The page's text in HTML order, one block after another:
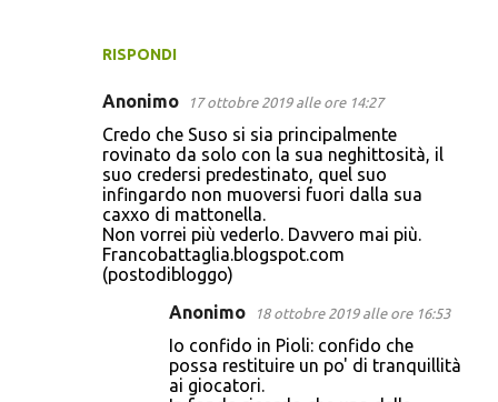
RISPONDI
Anonimo 17 ottobre 2019 alle ore 14:27
Credo che Suso si sia principalmente
rovinato da solo con la sua neghittosità, il
suo credersi predestinato, quel suo
infingardo non muoversi fuori dalla sua
caxxo di mattonella.
Non vorrei più vederlo. Davvero mai più.
Francobattaglia.blogspot.com
(postodibloggo)
Anonimo 18 ottobre 2019 alle ore 16:53
Io confido in Pioli: confido che
possa restituire un po' di tranquillità
ai giocatori.